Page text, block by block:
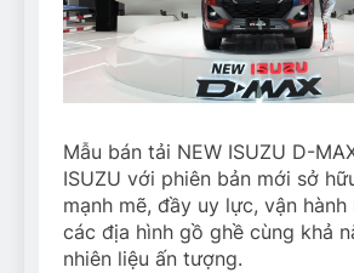
Mẫu bán tải NEW ISUZU D-
ISUZU với phiên bản mới sở
mạnh mẽ, đầy uy lực, vận
các địa hình gồ ghề cùng khả
nhiên liệu ấn tượng.